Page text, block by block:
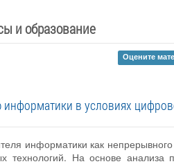
и образование
Оцените
в условиях
информатики как
технологий. На основе анализа